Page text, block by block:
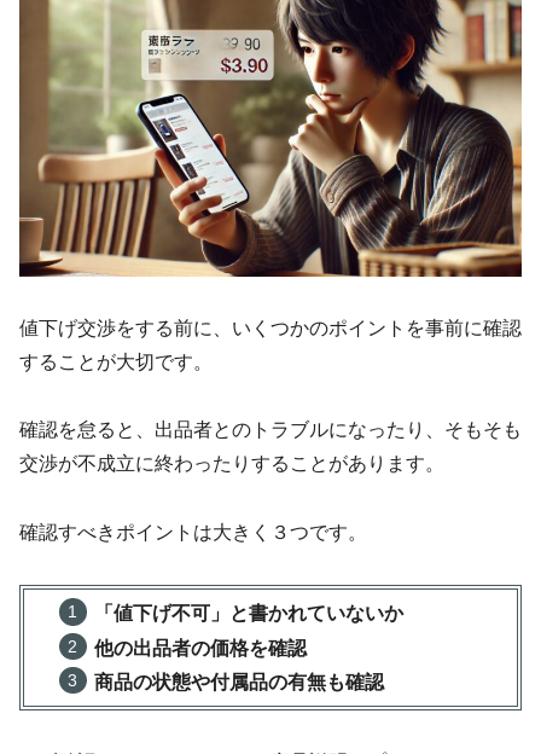
値下げ交渉をする前に、いくつかのポイントを事前に確認
することが大切です。
確認を怠ると、出品者とのトラブルになったり、そもそも
交渉が不成立に終わったりすることがあります。
確認すべきポイントは大きく３つです。
「値下げ不可」と書かれていないか
他の出品者の価格を確認
商品の状態や付属品の有無も確認